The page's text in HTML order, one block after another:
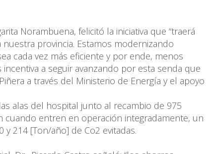
Norambuena, felicitó la iniciativa que “traerá
provincia. Estamos modernizando
cada vez más eficiente y por ende, menos
a seguir avanzando por esta senda que
a través del Ministerio de Energía y el apoyo
alas del hospital junto al recambio de 975
cuando entren en operación integradamente, un
214 [Ton/año] de Co2 evitadas.